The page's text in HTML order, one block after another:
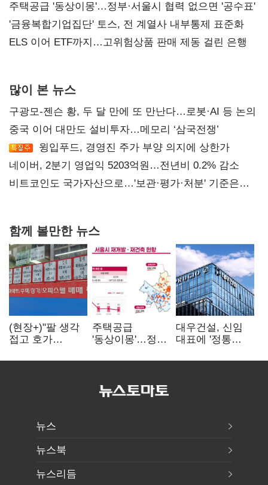
진실 밝혀야"
주택공급 '동상이몽'…정부·서울시 협력 없으면 '공수표'
'금융복합기업집단' 토스, 전 계열사 내부통제 표준화
ELS 이어 ETF까지…고위험상품 판매 제동 걸린 은행
많이 본 뉴스
구광모-젠슨 황, 두 달 만에 또 만난다…로봇·AI 등 논의
중국 이어 대만도 설비투자…메모리 ‘삼국전쟁’
윙입푸드, 경영진 주가 부양 의지에 상한가
네이버, 2분기 영업익 5203억원…전년비 0.2% 감소
비트코인도 국가자산으로…'보관·평가·처분' 기준은
함께 볼만한 뉴스
(현장+)"팔 생각
접고 호가
똘똘한 한 채'
주택공급
'동상이몽'…정부
없으면 '공수표'
대우건설, 신임
대표에 '정통
부사장 내정
뉴스
뉴스북
뉴스리듬